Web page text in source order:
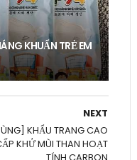
KHUẨN TRẺ EM
NEXT
KHẨU TRANG CAO
KHỬ MÙI THAN HOẠT